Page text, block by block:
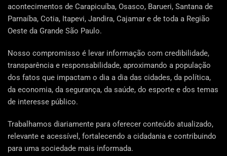
acontecimentos de Carapicuíba, Osasco, Barueri, Santana de
Parnaíba, Cotia, Itapevi, Jandira, Cajamar e de toda a Região
Oeste da Grande São Paulo.
Nosso compromisso é levar informação com credibilidade,
transparência e responsabilidade, aproximando a população
dos fatos que impactam o dia a dia das cidades, da política,
da economia, da segurança, da saúde, do esporte e dos temas
de interesse público.
Trabalhamos diariamente para oferecer conteúdo atualizado,
relevante e acessível, fortalecendo a cidadania e contribuindo
para uma sociedade mais informada.